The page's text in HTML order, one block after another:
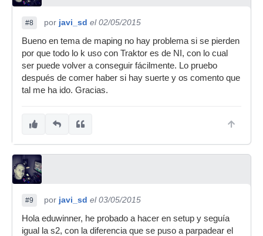
#8 por javi_sd el 02/05/2015
Bueno en tema de maping no hay problema si se pierden
por que todo lo k uso con Traktor es de NI, con lo cual
ser puede volver a conseguir fácilmente. Lo pruebo
después de comer haber si hay suerte y os comento que
tal me ha ido. Gracias.
#9 por javi_sd el 03/05/2015
Hola eduwinner, he probado a hacer en setup y seguía
igual la s2, con la diferencia que se puso a parpadear el